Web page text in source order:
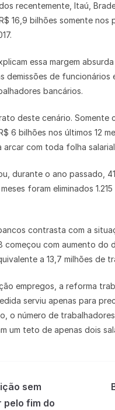
recentemente, Itaú,
16,9 bilhões somente nos
essa margem
demissões de
bancários.
deste cenário. Somente
6 bilhões nos últimos 12
com toda folha
durante o ano passado,
foram eliminados
contrasta com a
começou com aumento do
a 13,7 milhões de
empregos, a reforma
serviu apenas para
o número de
um teto de apenas dois
sem
pelo fim do